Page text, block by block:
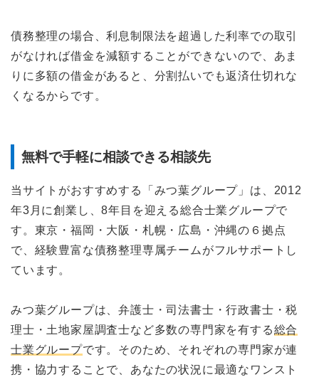
債務整理の場合、利息制限法を超過した利率での取引
がなければ借金を減額することができないので、あま
りに多額の借金があると、分割払いでも返済仕切れな
くなるからです。
無料で手軽に相談できる相談先
当サイトがおすすめする「みつ葉グループ」は、2012
年3月に創業し、8年目を迎える総合士業グループで
す。東京・福岡・大阪・札幌・広島・沖縄の６拠点
で、経験豊富な債務整理専属チームがフルサポートし
ています。
みつ葉グループは、弁護士・司法書士・行政書士・税
理士・土地家屋調査士など多数の専門家を有する総合
士業グループです。そのため、それぞれの専門家が連
携・協力することで、あなたの状況に最適なワンスト